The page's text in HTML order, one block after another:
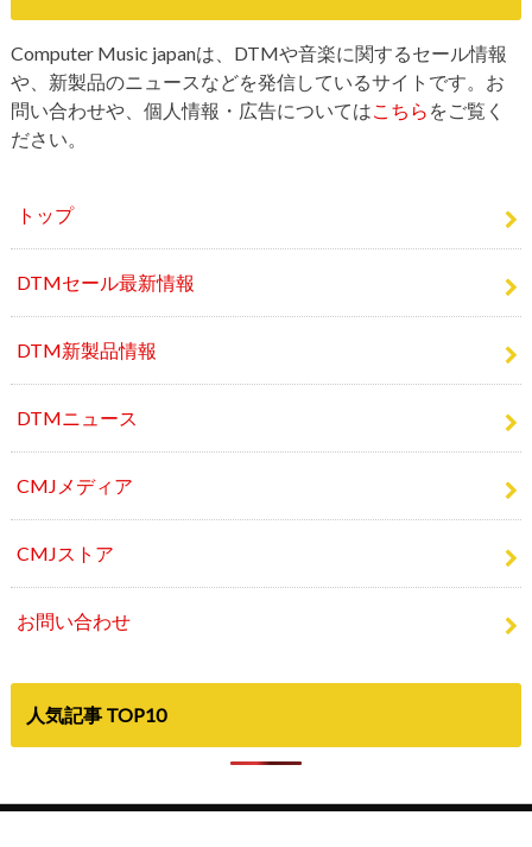
Computer Music japanは、DTMや音楽に関するセール情報
や、新製品のニュースなどを発信しているサイトです。お
問い合わせや、個人情報・広告については こちら をご覧く
ださい。
トップ
DTMセール最新情報
DTM新製品情報
DTMニュース
CMJメディア
CMJストア
お問い合わせ
人気記事 TOP10